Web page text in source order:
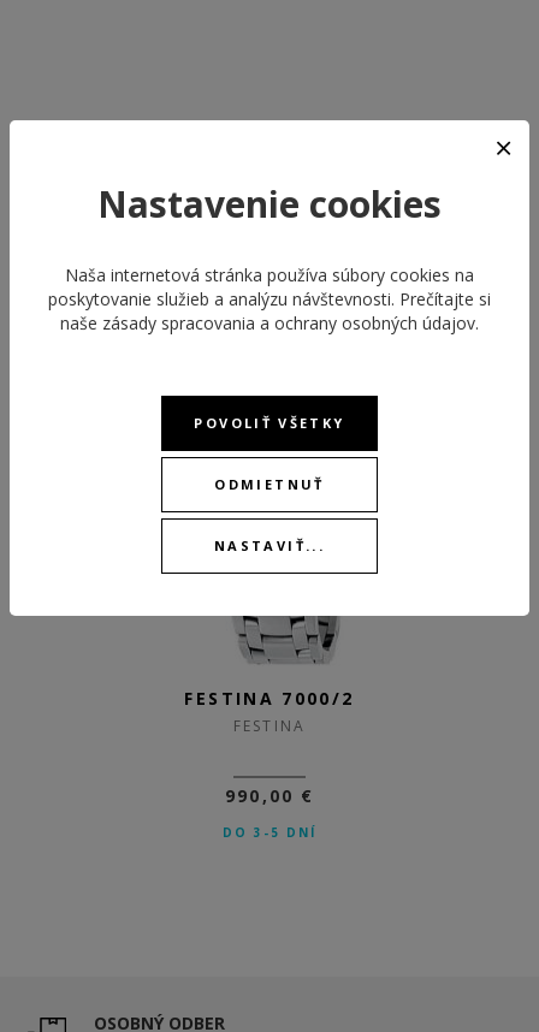
ODPORÚČANÉ PRODUKTY
FESTINA 7000/2
FESTINA
990,00 €
DO 3-5 DNÍ
OSOBNÝ ODBER
Nastavenie cookies
Naša internetová stránka používa súbory cookies na
poskytovanie služieb a analýzu návštevnosti. Prečítajte si
naše zásady spracovania a ochrany osobných údajov.
POVOLIŤ VŠETKY
ODMIETNUŤ
NASTAVIŤ...